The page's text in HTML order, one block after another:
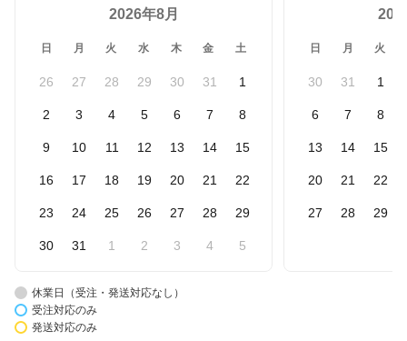
2026年8月
日 月 火 水 木 金 土
26 27 28 29 30 31 1
2 3 4 5 6 7 8
9 10 11 12 13 14 15
16 17 18 19 20 21 22
23 24 25 26 27 28 29
30 31 1 2 3 4 5
日 月 火
30 31 1
6 7 8
13 14 15
20 21 22
27 28 29
休業日（受注・発送対応なし）
受注対応のみ
発送対応のみ